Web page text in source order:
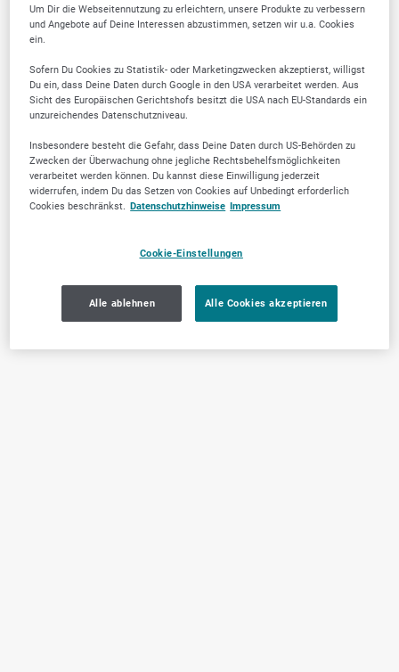
Um Dir die Webseitennutzung zu erleichtern, unsere Produkte zu verbessern
und Angebote auf Deine Interessen abzustimmen, setzen wir u.a. Cookies
ein.
Sofern Du Cookies zu Statistik- oder Marketingzwecken akzeptierst, willigst
Du ein, dass Deine Daten durch Google in den USA verarbeitet werden. Aus
Sicht des Europäischen Gerichtshofs besitzt die USA nach EU-Standards ein
unzureichendes Datenschutzniveau.
Insbesondere besteht die Gefahr, dass Deine Daten durch US-Behörden zu
Zwecken der Überwachung ohne jegliche Rechtsbehelfsmöglichkeiten
verarbeitet werden können. Du kannst diese Einwilligung jederzeit
widerrufen, indem Du das Setzen von Cookies auf Unbedingt erforderlich
Cookies beschränkst. Datenschutzhinweise Impressum
Cookie-Einstellungen
Alle ablehnen Alle Cookies akzeptieren